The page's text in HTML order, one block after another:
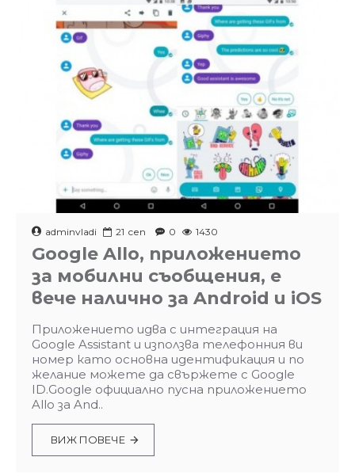
adminvladi 21 сеп 0 1430
Google Allo, приложението
за мобилни съобщения, е
вече налично за Android и iOS
Приложението идва с интеграция на
Google Assistant и използва телефонния ви
номер като основна идентификация и по
желание можете да свържете с Google
ID.Google официално пусна приложението
Allo за And..
ВИЖ ПОВЕЧЕ